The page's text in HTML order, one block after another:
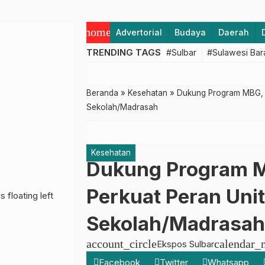
home Advertorial Budaya Daerah
TRENDING TAGS #Sulbar #Sulawesi
Beranda » Kesehatan » Dukung Program
Sekolah/Madrasah
Kesehatan
Dukung Program
Perkuat Peran
Sekolah/Madrasah
account_circleEkspos Sulbar
Facebook
Twitter Whatsapp